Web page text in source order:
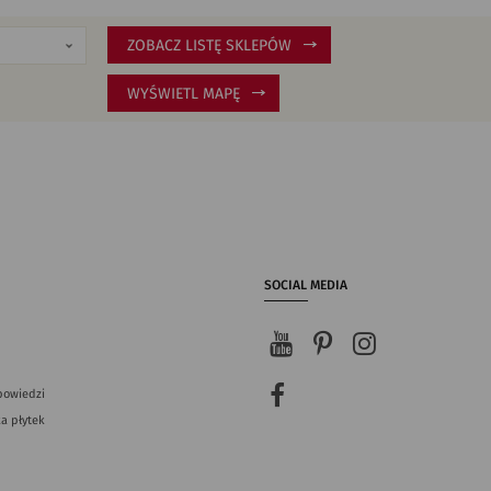
ZOBACZ LISTĘ SKLEPÓW
WYŚWIETL MAPĘ
płytek
SOCIAL MEDIA